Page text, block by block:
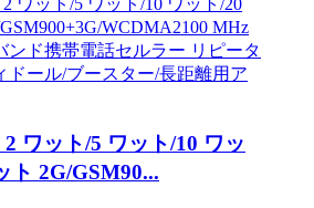
ワット/5 ワット/10 ワッ
ト 2G/GSM90...